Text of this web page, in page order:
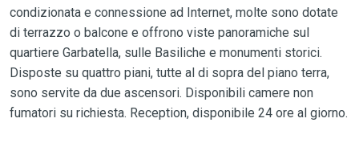
condizionata e connessione ad Internet, molte sono dotate
di terrazzo o balcone e offrono viste panoramiche sul
quartiere Garbatella, sulle Basiliche e monumenti storici.
Disposte su quattro piani, tutte al di sopra del piano terra,
sono servite da due ascensori. Disponibili camere non
fumatori su richiesta. Reception, disponibile 24 ore al giorno.